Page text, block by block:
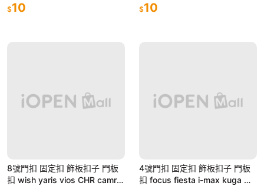
innova corona
$10
innova corona
$10
8號門扣 固定扣 飾板扣子 門板
扣 wish yaris vios CHR camry
4號門扣 固定扣 飾板扣子 門板
扣 focus fiesta i-max kuga ma